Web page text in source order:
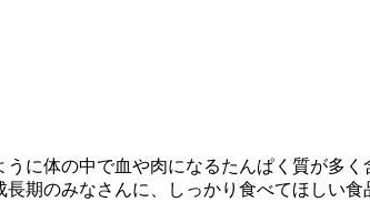
に体の中で血や肉になるたんぱく質が多
期のみなさんに、しっかり食べてほしい